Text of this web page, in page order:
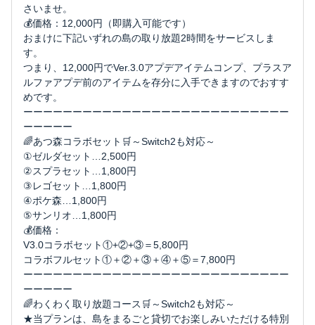
さいませ。
💰️価格：12,000円（即購入可能です）
おまけに下記いずれの島の取り放題2時間をサービスしま
す。
つまり、12,000円でVer.3.0アプデアイテムコンプ、プラスア
ルファアプデ前のアイテムを存分に入手できますのでおすす
めです。
ーーーーーーーーーーーーーーーーーーーーーーーーーーー
ーーーーー
🌈あつ森コラボセット🛒～Switch2も対応～
①ゼルダセット…2,500円
②スプラセット…1,800円
③レゴセット…1,800円
④ポケ森…1,800円
⑤サンリオ…1,800円
💰️価格：
V3.0コラボセット①+②+③＝5,800円
コラボフルセット①＋②＋③＋④＋⑤＝7,800円
ーーーーーーーーーーーーーーーーーーーーーーーーーーー
ーーーーー
🌈わくわく取り放題コース🛒～Switch2も対応～
★当プランは、島をまるごと貸切でお楽しみいただける特別